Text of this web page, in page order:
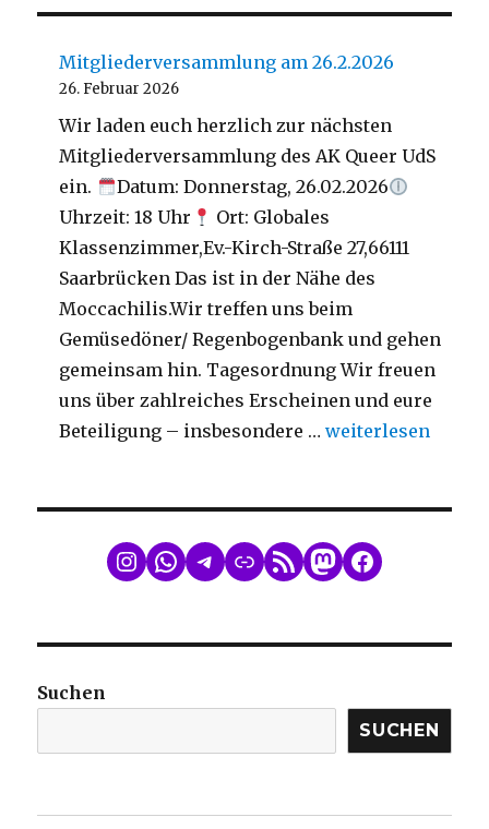
Mitgliederversammlung am 26.2.2026
26. Februar 2026
Wir laden euch herzlich zur nächsten
Mitgliederversammlung des AK Queer UdS
ein.
Datum: Donnerstag, 26.02.2026
Uhrzeit: 18 Uhr
Ort: Globales
Klassenzimmer,Ev.-Kirch-Straße 27,66111
Saarbrücken Das ist in der Nähe des
Moccachilis.Wir treffen uns beim
Gemüsedöner/ Regenbogenbank und gehen
gemeinsam hin. Tagesordnung Wir freuen
uns über zahlreiches Erscheinen und eure
Beteiligung – insbesondere …weiterlesen
WhatsApp
Telegram
LinkRSS FeedMastodon
Facebook
Suchen
SUCHEN